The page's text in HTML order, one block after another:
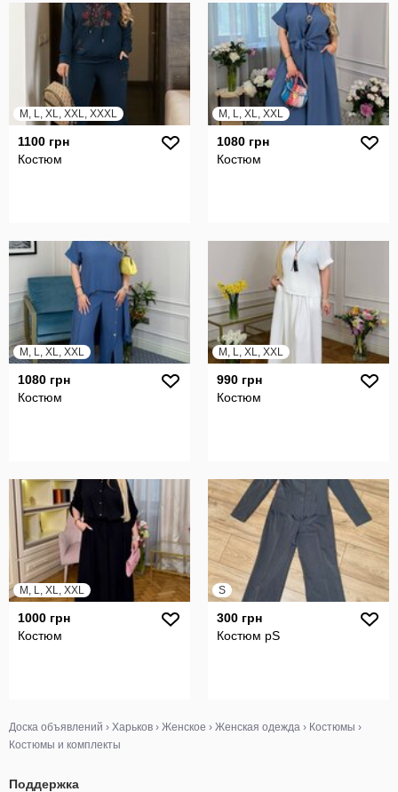
M, L, XL, XXL, XXXL
1100 грн
Костюм
M, L, XL, XXL
1080 грн
Костюм
M, L, XL, XXL
1080 грн
Костюм
M, L, XL, XXL
990 грн
Костюм
M, L, XL, XXL
1000 грн
Костюм
S
300 грн
Костюм рS
Доска объявлений › Харьков › Женское › Женская одежда › Костюмы ›
Костюмы и комплекты
Поддержка